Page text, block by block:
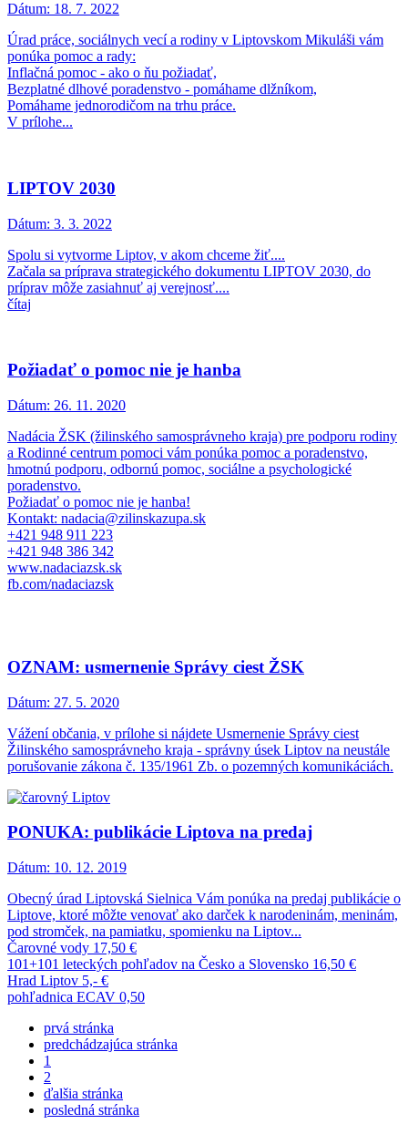
Dátum: 18. 7. 2022
Úrad práce, sociálnych vecí a rodiny v Liptovskom Mikuláši vám
ponúka pomoc a rady:
Inflačná pomoc - ako o ňu požiadať,
Bezplatné dlhové poradenstvo - pomáhame dlžníkom,
Pomáhame jednorodičom na trhu práce.
V prílohe...
LIPTOV 2030
Dátum: 3. 3. 2022
Spolu si vytvorme Liptov, v akom chceme žiť....
Začala sa príprava strategického dokumentu LIPTOV 2030, do
príprav môže zasiahnuť aj verejnosť....
čítaj
Požiadať o pomoc nie je hanba
Dátum: 26. 11. 2020
Nadácia ŽSK (žilinského samosprávneho kraja) pre podporu rodiny
a Rodinné centrum pomoci vám ponúka pomoc a poradenstvo,
hmotnú podporu, odbornú pomoc, sociálne a psychologické
poradenstvo.
Požiadať o pomoc nie je hanba!
Kontakt: nadacia@zilinskazupa.sk
+421 948 911 223
+421 948 386 342
www.nadaciazsk.sk
fb.com/nadaciazsk
OZNAM: usmernenie Správy ciest ŽSK
Dátum: 27. 5. 2020
Vážení občania, v prílohe si nájdete Usmernenie Správy ciest
Žilinského samosprávneho kraja - správny úsek Liptov na neustále
porušovanie zákona č. 135/1961 Zb. o pozemných komunikáciách.
PONUKA: publikácie Liptova na predaj
Dátum: 10. 12. 2019
Obecný úrad Liptovská Sielnica Vám ponúka na predaj publikácie o
Liptove, ktoré môžte venovať ako darček k narodeninám, meninám,
pod stromček, na pamiatku, spomienku na Liptov...
Čarovné vody 17,50 €
101+101 leteckých pohľadov na Česko a Slovensko 16,50 €
Hrad Liptov 5,- €
pohľadnica ECAV 0,50
prvá stránka
predchádzajúca stránka
1
2
ďalšia stránka
posledná stránka